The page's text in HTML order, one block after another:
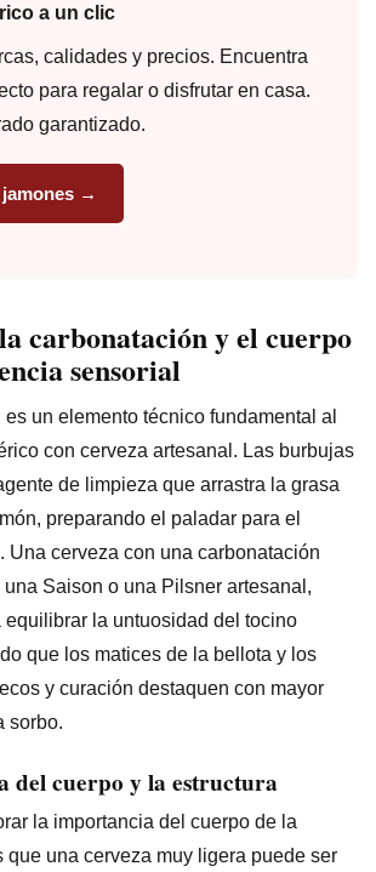
a un clic
calidades y precios. Encuentra
para regalar o disfrutar en casa.
garantizado.
→
carbonatación y el cuerpo
sensorial
un elemento técnico fundamental al
con cerveza artesanal. Las burbujas
de limpieza que arrastra la grasa
preparando el paladar para el
Una cerveza con una carbonatación
Saison o una Pilsner artesanal,
equilibrar la untuosidad del tocino
que los matices de la bellota y los
y curación destaquen con mayor
sorbo.
del cuerpo y la estructura
la importancia del cuerpo de la
que una cerveza muy ligera puede ser